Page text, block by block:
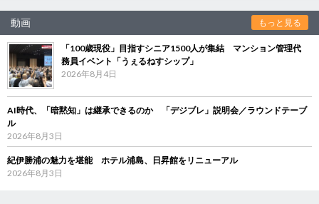
動画 もっと見る
「100歳現役」目指すシニア1500人が集結 マンション管理代
務員イベント「うぇるねすシップ」
2026年8月4日
AI時代、「暗黙知」は継承できるのか 「デジブレ」説明会／ラウンドテーブ
ル
2026年8月3日
紀伊勝浦の魅力を堪能 ホテル浦島、日昇館をリニューアル
2026年8月3日